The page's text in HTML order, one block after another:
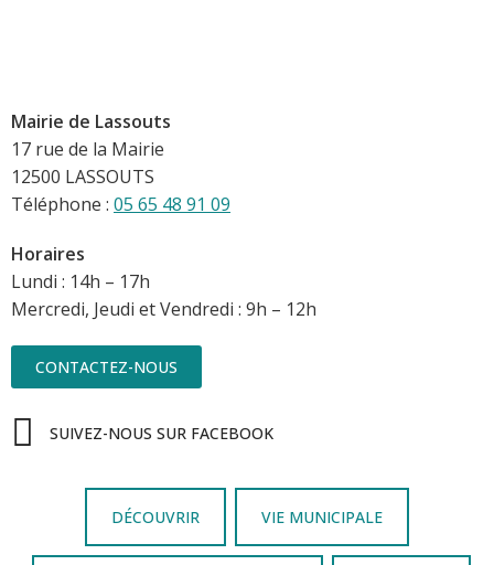
Mairie de Lassouts
17 rue de la Mairie
12500 LASSOUTS
Téléphone : 05 65 48 91 09
Horaires
Lundi : 14h – 17h
Mercredi, Jeudi et Vendredi : 9h – 12h
CONTACTEZ-NOUS
SUIVEZ-NOUS SUR FACEBOOK
DÉCOUVRIR VIE MUNICIPALE